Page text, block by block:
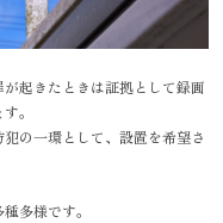
起きたときは証拠として録画
。
の一環として、設置を希望さ
多様です。